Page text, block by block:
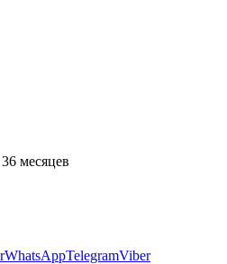
месяцев
WhatsAppTelegramViber